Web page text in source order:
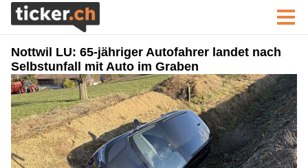
Nottwil LU: 65-jähriger Autofahrer landet nach
Selbstunfall mit Auto im Graben